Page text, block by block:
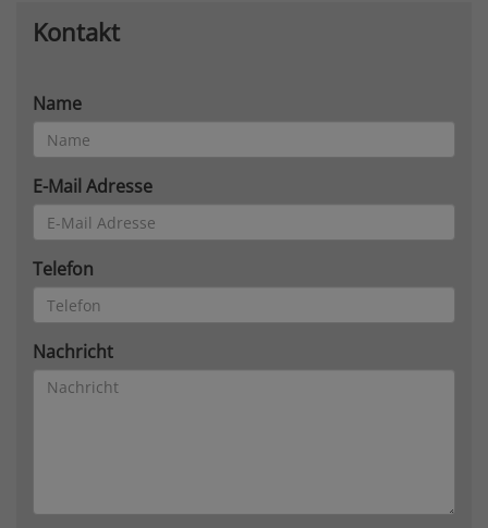
Kontakt
Name
E-Mail Adresse
Telefon
Nachricht